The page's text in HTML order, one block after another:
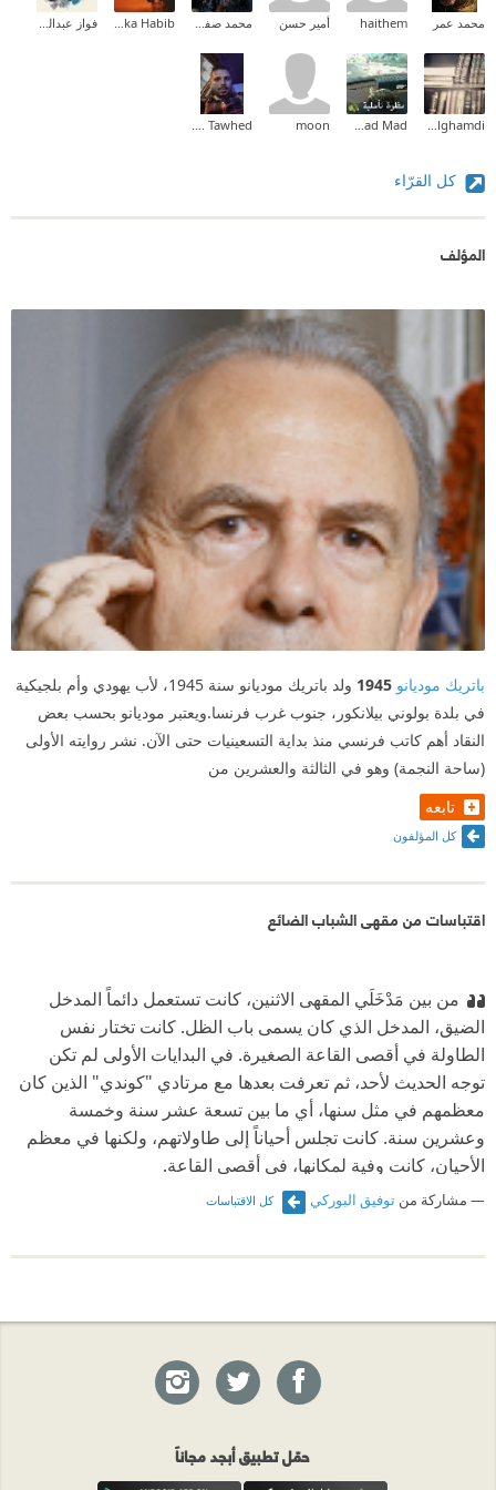
محمد عمر haithem أمير حسن محمد صفوت Toka Habib فواز عبدالمحسن
salman alghamdi
Fatmad Mad
moon
MhmOud A. Tawhed
كل القرّاء
المؤلف
باتريك موديانو 1945
ولد باتريك موديانو سنة 1945، لأب يهودي وأم بلجيكية
في بلدة بولوني بيلانكور، جنوب غرب فرنسا.ويعتبر موديانو بحسب بعض
النقاد أهم كاتب فرنسي منذ بداية التسعينيات حتى الآن. نشر روايته الأولى
(ساحة النجمة) وهو في الثالثة والعشرين من
تابعه
كل المؤلفون
اقتباسات من مقهى الشباب الضائع
من بين مَدْخَلَي المقهى الاثنين، كانت تستعمل دائماً المدخل
الضيق، المدخل الذي كان يسمى باب الظل. كانت تختار نفس
الطاولة في أقصى القاعة الصغيرة. في البدايات الأولى لم تكن
توجه الحديث لأحد، ثم تعرفت بعدها مع مرتادي "كوندي" الذين كان
معظمهم في مثل سنها، أي ما بين تسعة عشر سنة وخمسة
وعشرين سنة. كانت تجلس أحياناً إلى طاولاتهم، ولكنها في معظم
الأحيان، كانت وفية لمكانها، في أقصى القاعة.
لم تكن تأتي في ساعة محددة. إذ يمكن رؤيتها جالسة هنا في ساعة
مبكرة في الصباح. أو أنها تظهر في نحو منتصف الليل وتظل إلى
المكان ولهؤلاء الناس غرابتهم، كما لو أنها طبعتهم جميعاً بعطرها.
لنفترض أنكم حُمِلتم إلى هنا، وعيونكم مغمضةٌ، ووضعتم إلى
طاولة، ونزعت عنكم الغمادة وتركتم خلال دقائق كي تجيبوا على
تنظروا إلى من يحيطون بكم وتستمعوا إلى كلامهم وتخمنوا أنكم
متواجدون بجوار ملتقى طرق الأوديون التي أتخيلها كئيبة جداً تحت
مشاركة من توفيق البوركي كل الاقتباسات
حمّل تطبيق أبجد مجاناً